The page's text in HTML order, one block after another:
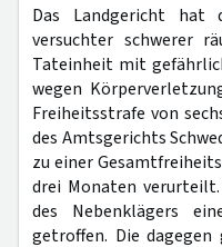
Das Landgericht hat
versuchter schwerer
Tateinheit mit
wegen
Freiheitsstrafe von
des Amtsgerichts
zu einer
drei Monaten
des Nebenklägers
getroffen. Die